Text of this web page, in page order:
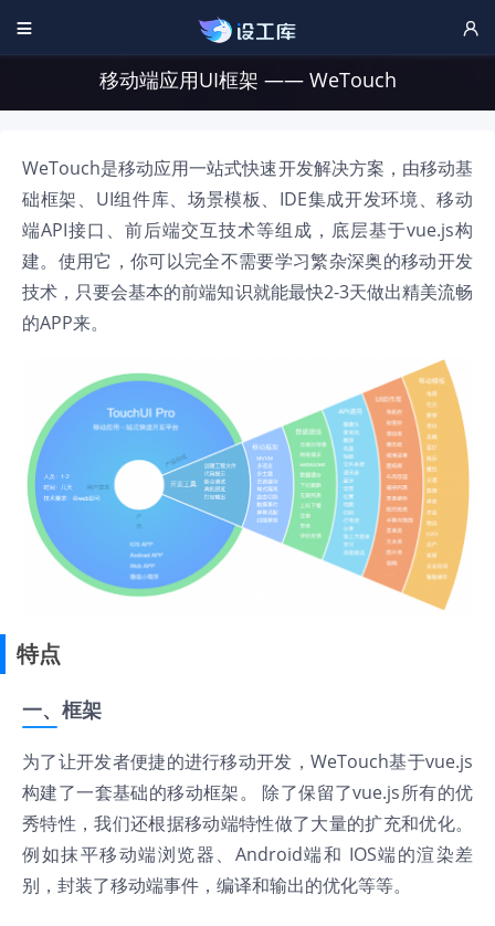
 
移动端应用UI框架 —— WeTouch
WeTouch是移动应用一站式快速开发解决方案，由移动基
础框架、UI组件库、场景模板、IDE集成开发环境、移动
端API接口、前后端交互技术等组成，底层基于vue.js构
建。使用它，你可以完全不需要学习繁杂深奥的移动开发
技术，只要会基本的前端知识就能最快2-3天做出精美流畅
的APP来。
特点
一、框架
为了让开发者便捷的进行移动开发，WeTouch基于vue.js
构建了一套基础的移动框架。 除了保留了vue.js所有的优
秀特性，我们还根据移动端特性做了大量的扩充和优化。
例如抹平移动端浏览器、Android端和 IOS端的渲染差
别，封装了移动端事件，编译和输出的优化等等。